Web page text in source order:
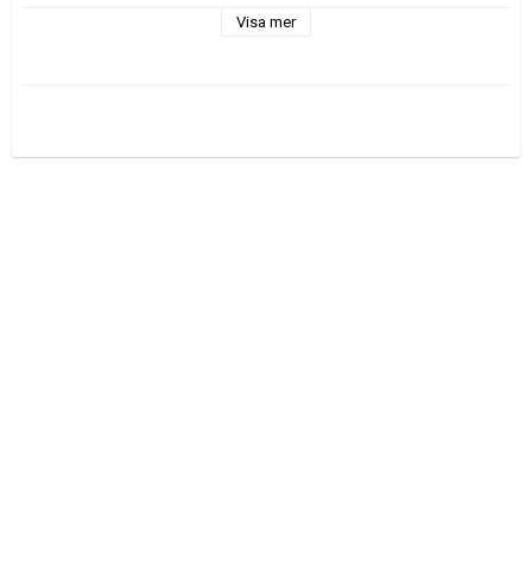
Dimethicone, Phenoxyethanol, Glyceryl Stearate, PEG-100
Stearate, Aloe Barbadensis Leaf Juice Powder, Xanthan Gum,
Visa mer